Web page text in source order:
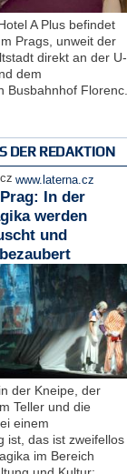
A Plus befindet
Prags, unweit der
direkt an der U-
dem
Busbahnhof Florenc.
DER REDAKTION
www.laterna.cz
In der
werden
und
der Kneipe, der
Teller und die
einem
ist, das ist zweifellos
im Bereich